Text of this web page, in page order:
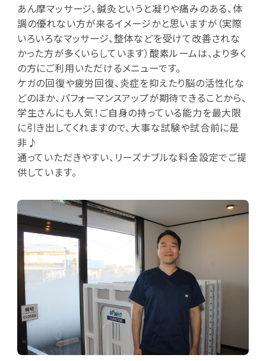
あん摩マッサージ、鍼灸というと凝りや痛みのある、体
調の優れない方が来るイメージかと思いますが（実際
いろいろなマッサージ、整体などを受けて改善されな
かった方が多くいらしています）酸素ルームは、より多く
の方にご利用いただけるメニューです。
ケガの回復や疲労回復、炎症を抑えたり脳の活性化な
どのほか、パフォーマンスアップが期待できることから、
学生さんにも人気！ご自身の持っている能力を最大限
に引き出してくれますので、大事な試験や試合前に是
非♪
通っていただきやすい、リーズナブルな料金設定でご提
供しています。